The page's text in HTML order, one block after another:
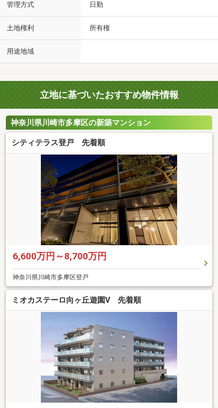
管理方式 日勤
土地権利 所有権
用途地域
立地に基づいたおすすめ物件情報
神奈川県川崎市多摩区の新築マンション
シティテラス登戸 先着順
6,600万円～8,700万円
神奈川県川崎市多摩区登戸
ミオカステーロ向ヶ丘遊園V 先着順